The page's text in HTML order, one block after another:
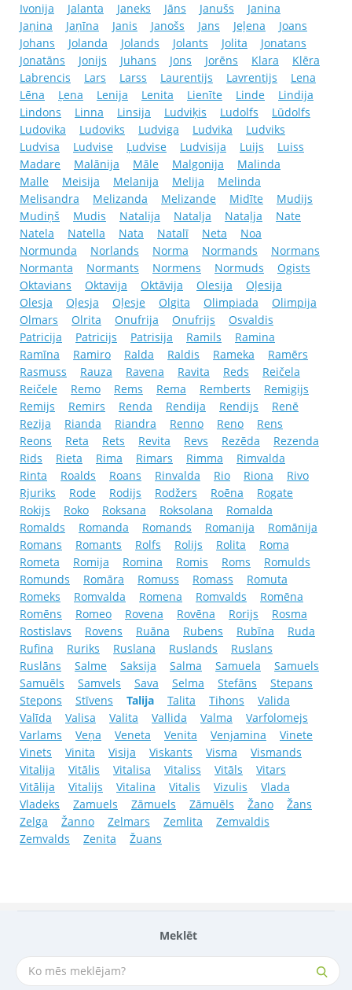
Meklēt
Ivonija
Jalanta Janeks Jāns Janušs
Janina
Jaņina
Jaņīna Janis Janošs Jans Jeļena
Joans
Johans
Jolanda Jolands Jolants Jolita
Jonatans
Jonatāns
Jonijs Juhans Jons Jorēns Klara
Klēra
Labrencis
Lars Larss Laurentijs Lavrentijs
Lena
Lēna
Ļena Lenija Lenita Lienīte Linde
Lindija
Lindons
Linna Linsija Ludviķis Ludolfs
Lūdolfs
Ludovika
Ludoviks Ludviga Ludvika
Ludviks
Ludvisa
Ludvise Ļudvise Ludvisija Luijs
Luiss
Madare
Malānija Māle Malgonija
Malinda
Malle
Meisija Melanija Melija
Melinda
Melisandra
Melizanda Melizande Midīte
Mudijs
Mudiņš
Mudis Natalija Natalja Nataļja
Nate
Natela
Natella Nata Natalī Neta
Noa
Normunda
Norlands Norma Normands
Normans
Normanta
Normants Normens Normuds
Ogists
Oktavians
Oktavija Oktāvija Olesija
Oļesija
Olesja
Oļesja Oļesje Olgita Olimpiada
Olimpija
Olmars
Olrita Onufrija Onufrijs
Osvaldis
Patricija
Patricijs Patrisija Ramils
Ramina
Ramīna
Ramiro Ralda Raldis Rameka
Ramērs
Rasmuss
Rauza Ravena Ravita Reds
Reičela
Reičele
Remo Rems Rema Remberts
Remigijs
Remijs
Remirs Renda Rendija Rendijs
Renē
Rezija
Rianda Riandra Renno Reno
Rens
Reons
Reta Rets Revita Revs Rezēda
Rezenda
Rids
Rieta Rima Rimars Rimma
Rimvalda
Rinta
Roalds Roans Rinvalda Rio Riona
Rivo
Rjuriks
Rode Rodijs Rodžers Roēna
Rogate
Rokijs
Roko Roksana Roksolana
Romalda
Romalds
Romanda Romands Romanija
Romānija
Romans
Romants Rolfs Rolijs Rolita
Roma
Rometa
Romija Romina Romis Roms
Romulds
Romunds
Romāra Romuss Romass
Romuta
Romeks
Romvalda Romena Romvalds
Romēna
Romēns
Romeo Rovena Rovēna Rorijs
Rosma
Rostislavs
Rovens Ruāna Rubens Rubīna
Ruda
Rufina
Ruriks Ruslana Ruslands
Ruslans
Ruslāns
Salme Saksija Salma Samuela
Samuels
Samuēls
Samvels Sava Selma Stefāns
Stepans
Stepons
Stīvens Talija Talita Tihons
Valida
Valīda
Valisa Valita Vallida Valma
Varfolomejs
Varlams
Veņa Veneta Venita Venjamina
Vinete
Vinets
Vinita Visija Viskants Visma
Vismands
Vitalija
Vitālis Vitalisa Vitaliss Vitāls
Vitars
Vitālija
Vitalijs Vitalina Vitalis Vizulis
Vlada
Vladeks
Zamuels Zāmuels Zāmuēls Žano
Žans
Zelga
Žanno Zelmars Zemlita
Zemvaldis
Zemvalds
Zenita Žuans